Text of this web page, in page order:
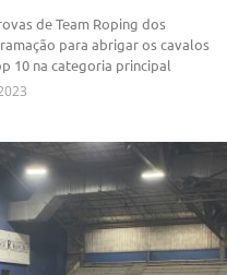
de Team Roping dos
para abrigar os cavalos
10 na categoria principal